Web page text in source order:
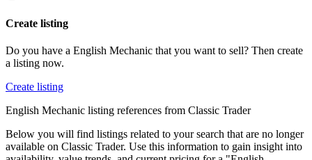
Create listing
Do you have a English Mechanic that you want to sell? Then create
a listing now.
Create listing
English Mechanic listing references from Classic Trader
Below you will find listings related to your search that are no longer
available on Classic Trader. Use this information to gain insight into